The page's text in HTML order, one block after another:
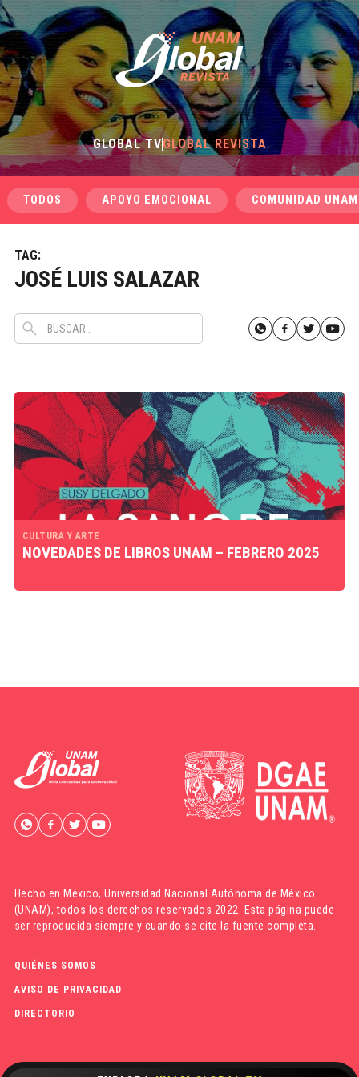
GLOBAL TVGLOBAL REVISTA
TODOS APOYO EMOCIONAL COMUNIDAD UNAM
TAG:
JOSÉ LUIS SALAZAR
CULTURA Y ARTE
NOVEDADES DE LIBROS UNAM – FEBRERO 2025
Hecho en México,Universidad Nacional Autónoma de México
(UNAM), todos los derechos reservados 2022. Esta página puede
ser reproducida siempre y cuando se cite la fuente completa.
QUIÉNES SOMOS
AVISO DE PRIVACIDAD
DIRECTORIO